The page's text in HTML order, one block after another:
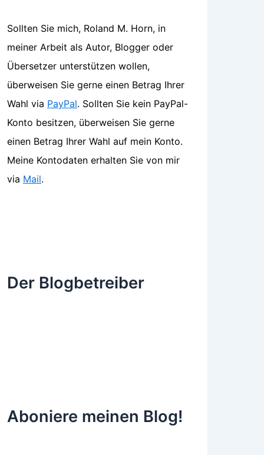
Sollten Sie mich, Roland M. Horn, in
meiner Arbeit als Autor, Blogger oder
Übersetzer unterstützen wollen,
überweisen Sie gerne einen Betrag Ihrer
Wahl via PayPal. Sollten Sie kein PayPal-
Konto besitzen, überweisen Sie gerne
einen Betrag Ihrer Wahl auf mein Konto.
Meine Kontodaten erhalten Sie von mir
via Mail.
Der Blogbetreiber
Aboniere meinen Blog!